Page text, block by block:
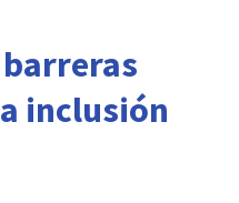
barreras
inclusión